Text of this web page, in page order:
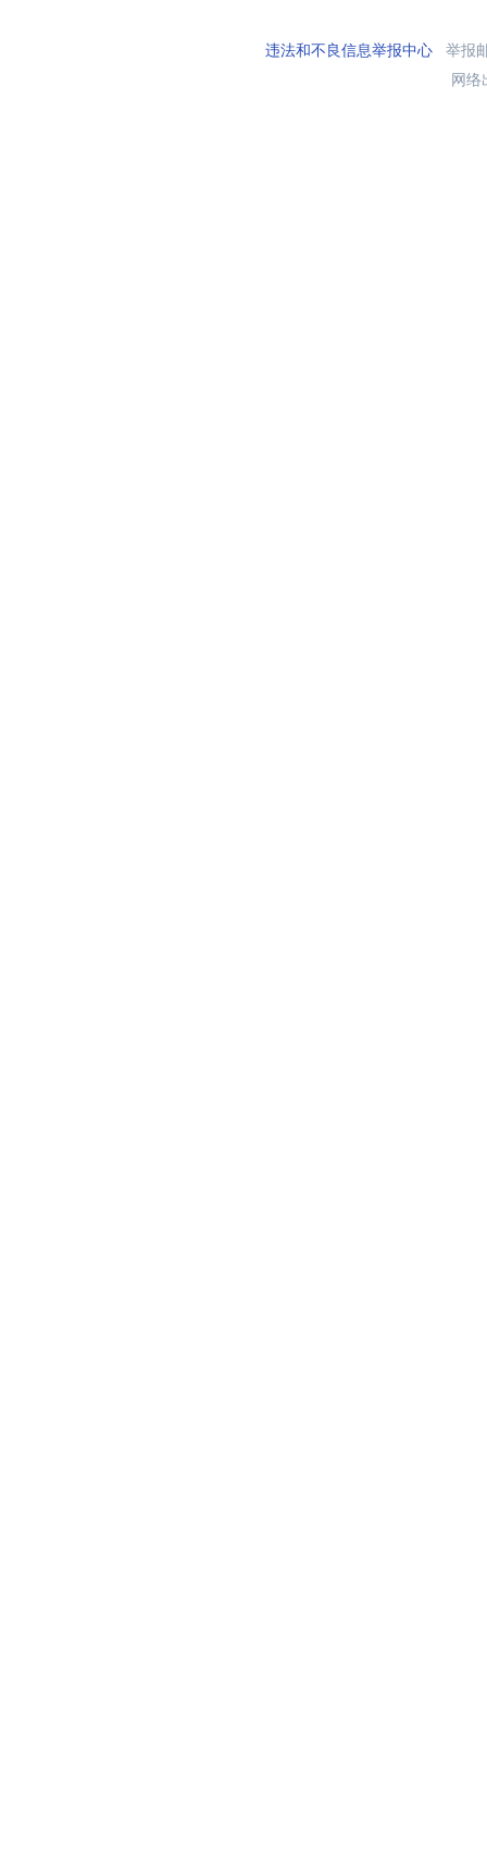
违法和不良信息举报中心举报
网